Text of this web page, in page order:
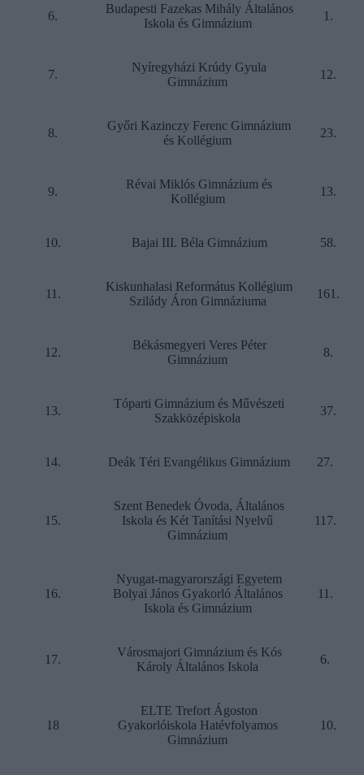
6.
Budapesti Fazekas Mihály Általános
Iskola és Gimnázium
1.
7.
Nyíregyházi Krúdy Gyula
Gimnázium
12.
8.
Győri Kazinczy Ferenc Gimnázium
és Kollégium
23.
9.
Révai Miklós Gimnázium és
Kollégium
13.
10. Bajai III. Béla Gimnázium 58.
11.
Kiskunhalasi Református Kollégium
Szilády Áron Gimnáziuma
161.
12.
Békásmegyeri Veres Péter
Gimnázium
8.
13.
Tóparti Gimnázium és Művészeti
Szakközépiskola
37.
14. Deák Téri Evangélikus Gimnázium 27.
15.
Szent Benedek Óvoda, Általános
Iskola és Két Tanítási Nyelvű
Gimnázium
117.
16.
Nyugat-magyarországi Egyetem
Bolyai János Gyakorló Általános
Iskola és Gimnázium
11.
17.
Városmajori Gimnázium és Kós
Károly Általános Iskola
6.
18
ELTE Trefort Ágoston
Gyakorlóiskola Hatévfolyamos
Gimnázium
10.